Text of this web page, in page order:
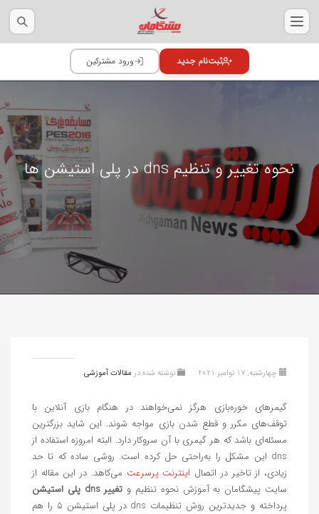
نحوه تغییر و تنظیم dns در پلی استیشن ها
چهارشنبه, 17 نوامبر 2021 نوشته شده در مقالات آموزشی
گیمرهای خوره‌بازی هرگز نمی‌خواهند در هنگام بازی آنلاین با
توقف‌های مکرر و قطع شدن بازی مواجه شوند. این شاید بزرگترین
مسئله‌ای باشد که هر گیمری با آن سروکار دارد. البته امروزه استفاده از
dns این مشکل را به‌راحتی حل کرده است. روشی ساده که تا حد
زیادی، از تاخیر در اتصال اینترنت پرسرعت می‌کاهد. در این مقاله از
سایت پیشگامان به آموزش نحوه تنظیم و تغییر dns پلی استیشن
پرداخته و جدیدترین روش تنظیمات dns در پلی استیشن ۵ را هم